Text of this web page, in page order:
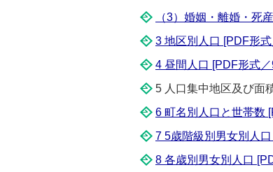
（3）婚姻・離婚・死
3 地区別人口 [PDF形
4 昼間人口 [PDF形式
5 人口集中地区及び面
6 町名別人口と世帯数
7 5歳階級別男女別人
8 各歳別男女別人口